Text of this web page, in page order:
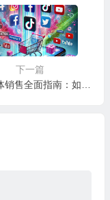
下一篇
社交媒体销售全面指南：如何在互动中实现无缝购物体验